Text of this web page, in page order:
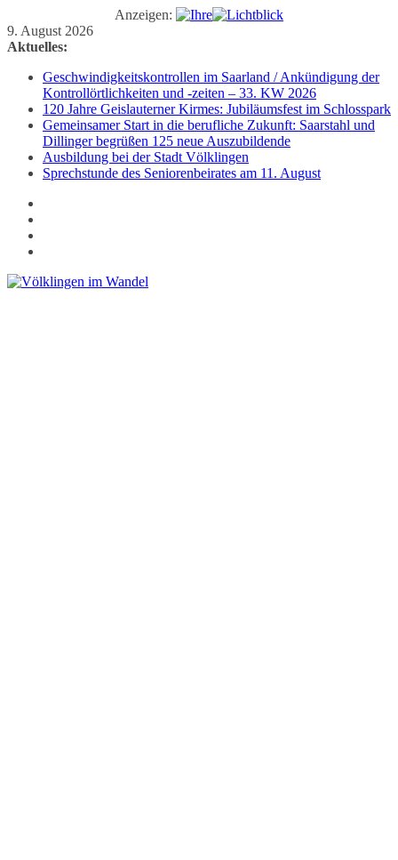
Anzeigen:
Zum
Inhalt
9. August 2026
Aktuelles:
Geschwindigkeitskontrollen im Saarland / Ankündigung der
Kontrollörtlichkeiten und -zeiten – 33. KW 2026
120 Jahre Geislauterner Kirmes: Jubiläumsfest im Schlosspark
Gemeinsamer Start in die berufliche Zukunft: Saarstahl und
Dillinger begrüßen 125 neue Auszubildende
Ausbildung bei der Stadt Völklingen
Sprechstunde des Seniorenbeirates am 11. August